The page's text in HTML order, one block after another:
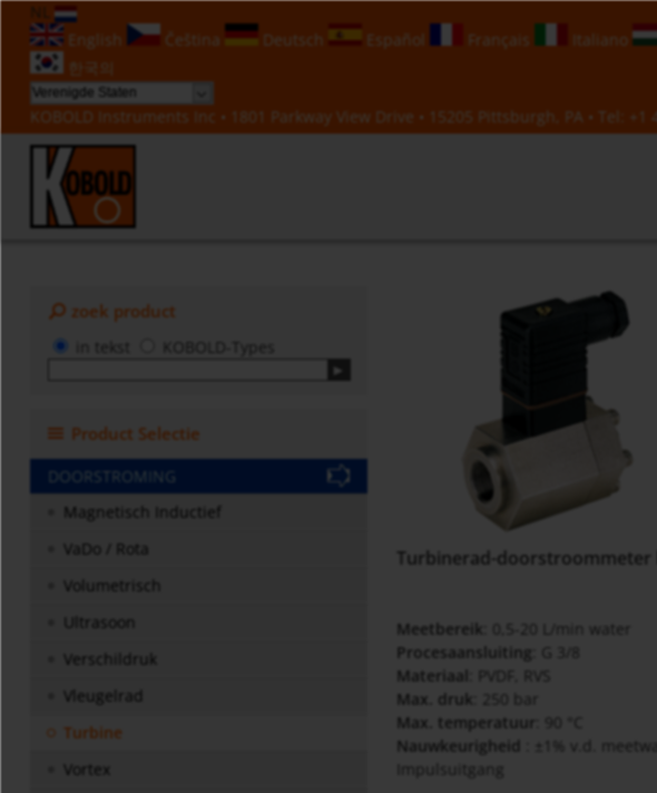
NL
English
Čeština Deutsch Español Français Italiano
한국의
KOBOLD Instruments Inc • 1801 Parkway View Drive • 15205 Pittsburgh, PA • Tel: +1
zoek product
in tekst KOBOLD-Types
Product Selectie
DOORSTROMING
Magnetisch Inductief
VaDo / Rota
Volumetrisch
Ultrasoon
Verschildruk
Vleugelrad
Turbine
Vortex
Turbinerad-doorstroommeter
Meetbereik
: 0,5-20 L/min water
Procesaansluiting
Materiaal
: PVDF, RVS
Max. druk
Max. temperatuur
Nauwkeurigheid
: ±1% v.d.
Impulsuitgang